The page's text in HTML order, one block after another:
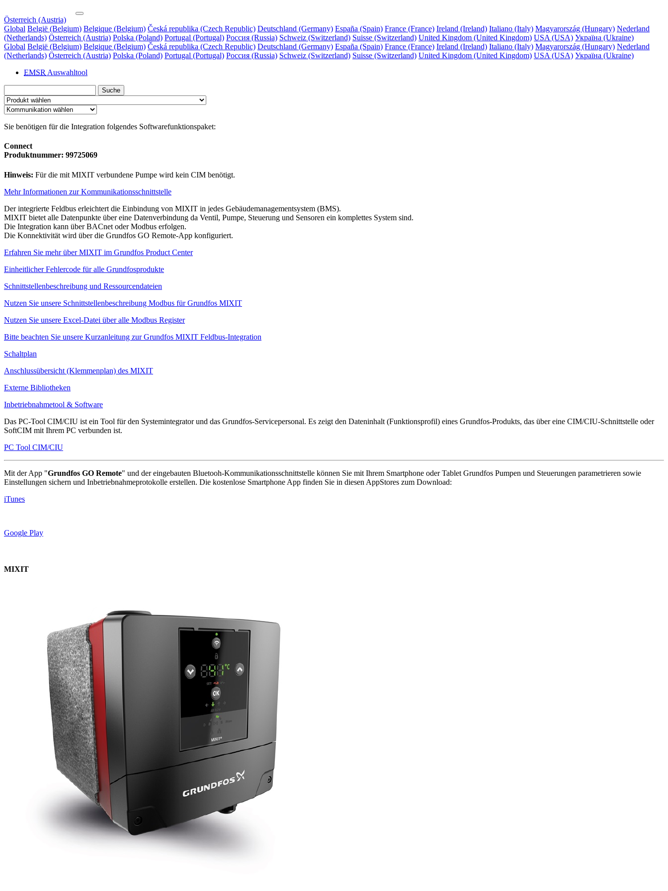
Österreich (Austria)
Global België (Belgium) Belgique (Belgium) Česká republika (Czech Republic) Deutschland (Germany) España (Spain) France (France) Ireland (Ireland) Italiano (Italy) Magyarország (Hungary) Nederland
(Netherlands) Österreich (Austria) Polska (Poland) Portugal (Portugal) Россия (Russia) Schweiz (Switzerland) Suisse (Switzerland) United Kingdom (United Kingdom) USA (USA) Україна (Ukraine)
Global België (Belgium) Belgique (Belgium) Česká republika (Czech Republic) Deutschland (Germany) España (Spain) France (France) Ireland (Ireland) Italiano (Italy) Magyarország (Hungary) Nederland
(Netherlands) Österreich (Austria) Polska (Poland) Portugal (Portugal) Россия (Russia) Schweiz (Switzerland) Suisse (Switzerland) United Kingdom (United Kingdom) USA (USA) Україна (Ukraine)
EMSR Auswahltool
Suche
Sie benötigen für die Integration folgendes Softwarefunktionspaket:
Connect
Produktnummer: 99725069
Hinweis: Für die mit MIXIT verbundene Pumpe wird kein CIM benötigt.
Mehr Informationen zur Kommunikationsschnittstelle
Der integrierte Feldbus erleichtert die Einbindung von MIXIT in jedes Gebäudemanagementsystem (BMS).
MIXIT bietet alle Datenpunkte über eine Datenverbindung da Ventil, Pumpe, Steuerung und Sensoren ein komplettes System sind.
Die Integration kann über BACnet oder Modbus erfolgen.
Die Konnektivität wird über die Grundfos GO Remote-App konfiguriert.
Erfahren Sie mehr über MIXIT im Grundfos Product Center
Einheitlicher Fehlercode für alle Grundfosprodukte
Schnittstellenbeschreibung und Ressourcendateien
Nutzen Sie unsere Schnittstellenbeschreibung Modbus für Grundfos MIXIT
Nutzen Sie unsere Excel-Datei über alle Modbus Register
Bitte beachten Sie unsere Kurzanleitung zur Grundfos MIXIT Feldbus-Integration
Schaltplan
Anschlussübersicht (Klemmenplan) des MIXIT
Externe Bibliotheken
Inbetriebnahmetool & Software
Das PC-Tool CIM/CIU ist ein Tool für den Systemintegrator und das Grundfos-Servicepersonal. Es zeigt den Dateninhalt (Funktionsprofil) eines Grundfos-Produkts, das über eine CIM/CIU-Schnittstelle oder
SoftCIM mit Ihrem PC verbunden ist.
PC Tool CIM/CIU
Mit der App "Grundfos GO Remote" und der eingebauten Bluetooh-Kommunikationsschnittstelle können Sie mit Ihrem Smartphone oder Tablet Grundfos Pumpen und Steuerungen parametrieren sowie
Einstellungen sichern und Inbetriebnahmeprotokolle erstellen. Die kostenlose Smartphone App finden Sie in diesen AppStores zum Download:
iTunes
Google Play
MIXIT